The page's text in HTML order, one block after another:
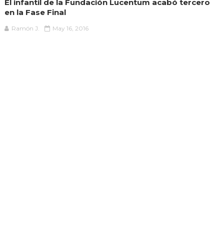
El infantil de la Fundación Lucentum acabó tercero
en la Fase Final
Ramón J. May 16, 2016